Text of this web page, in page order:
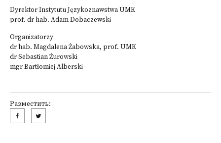
Dyrektor Instytutu Językoznawstwa UMK
prof. dr hab. Adam Dobaczewski
Organizatorzy
dr hab. Magdalena Żabowska, prof. UMK
dr Sebastian Żurowski
mgr Bartłomiej Alberski
Разместить: